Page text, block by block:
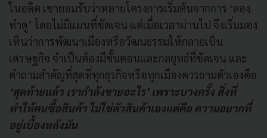
ในอดีต เขายอมรับว่าหลายโครงการเริ่มต้นจากการ ‘ลอง
ทำดู’ โดยไม่มีแผนที่ชัดเจน แต่เมื่อเวลาผ่านไป จึงเริ่มมอง
เห็นว่าการพัฒนาเมืองหรือวัฒนธรรมให้กลายเป็น
เศรษฐกิจ จำเป็นต้องมีขั้นตอนและกลยุทธ์ที่ชัดเจน และ
คำถามสำคัญที่สุดที่ทุกธุรกิจหรือทุกเมืองควรถามตัวเองคือ
‘สุดท้ายแล้ว เรากำลังขายอะไร’ เพราะบางครั้ง สิ่งที่
ทำให้คนซื้อสินค้า ไม่ใช่ตัวสินค้าเองแต่คือ ความอยากที่
อยู่เบื้องหลังมัน